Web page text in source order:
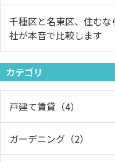
千種区と名東区、住む
社が本音で比較します
カテゴリ
戸建て賃貸（4）
ガーデニング（2）